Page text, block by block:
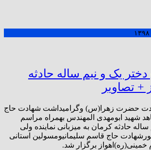
یک و نیم ساله حادثه
+ تصاویر
حضرت زهرا(س) وگرامیداشت شهادت حاج
شهید ابومهدی المهندس بهمراه مراسم
حادثه کرمان به میزبانی نماینده ولی
حاج قاسم سلیمانیومسولین استانی
برگزار شد.